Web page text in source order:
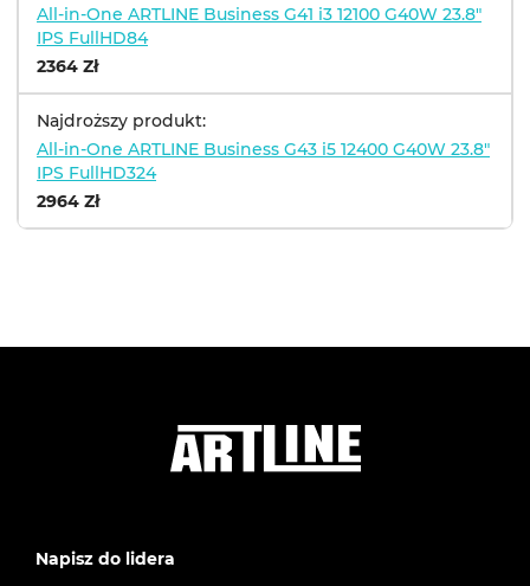
All-in-One ARTLINE Business G41 i3 12100 G40W 23.8"
IPS FullHD84
2364 Zł
Najdroższy produkt:
All-in-One ARTLINE Business G43 i5 12400 G40W 23.8"
IPS FullHD324
2964 Zł
Napisz do lidera